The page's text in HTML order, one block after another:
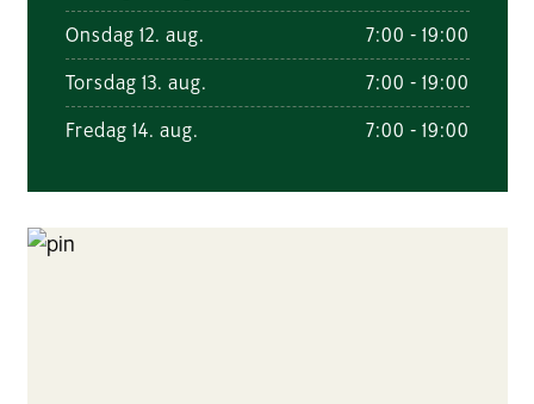
Onsdag 12. aug. 7:00 - 19:00
Torsdag 13. aug. 7:00 - 19:00
Fredag 14. aug. 7:00 - 19:00